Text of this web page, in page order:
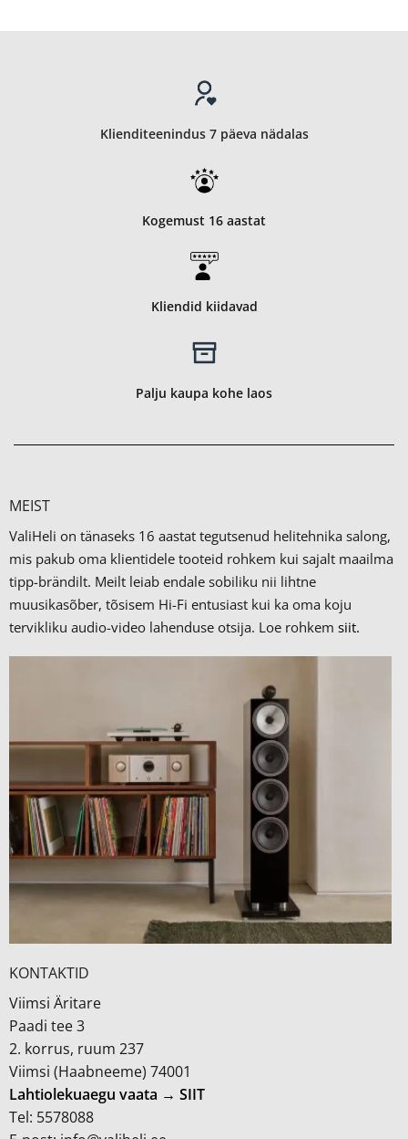
Klienditeenindus 7 päeva nädalas
Kogemust 16 aastat
Kliendid kiidavad
Palju kaupa kohe laos
MEIST
ValiHeli on tänaseks 16 aastat tegutsenud helitehnika salong,
mis pakub oma klientidele tooteid rohkem kui sajalt maailma
tipp-brändilt. Meilt leiab endale sobiliku nii lihtne
muusikasõber, tõsisem Hi-Fi entusiast kui ka oma koju
tervikliku audio-video lahenduse otsija. Loe rohkem siit.
KONTAKTID
Viimsi Äritare
Paadi tee 3
2. korrus, ruum 237
Viimsi (Haabneeme) 74001
Lahtiolekuaegu vaata → SIIT
Tel: 5578088